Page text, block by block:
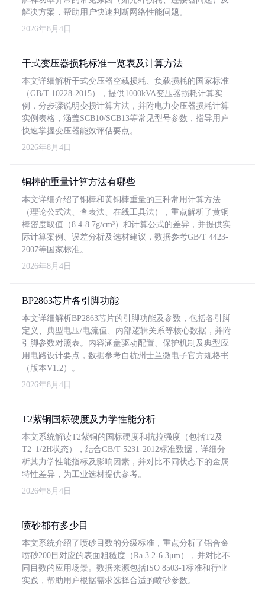
解决方案，帮助用户快速判断网络性能问题。
2026年8月4日
干式变压器损耗标准一览表及计算方法
本文详细解析干式变压器空载损耗、负载损耗的国家标准
（GB/T 10228-2015），提供1000kVA变压器损耗计算实
例，分步骤说明变损计算方法，并附电力变压器损耗计算
实例表格，涵盖SCB10/SCB13等常见型号参数，指导用户
快速掌握变压器能效评估要点。
2026年8月4日
铜棒的重量计算方法有哪些
本文详细介绍了铜棒和黄铜棒重量的三种常用计算方法
（理论公式法、查表法、在线工具法），重点解析了黄铜
棒密度取值（8.4-8.7g/cm³）和计算公式的差异，并提供实
际计算案例、误差分析及选材建议，数据参考GB/T 4423-
2007等国家标准。
2026年8月4日
BP2863芯片各引脚功能
本文详细解析BP2863芯片的引脚功能及参数，包括各引脚
定义、典型电压/电流值、内部逻辑关系等核心数据，并附
引脚参数对照表。内容涵盖驱动配置、保护机制及典型应
用电路设计要点，数据参考自杭州士兰微电子官方规格书
（版本V1.2）。
2026年8月4日
T2紫铜国标硬度及力学性能分析
本文系统解读T2紫铜的国标硬度和抗拉强度（包括T2及
T2_1/2H状态），结合GB/T 5231-2012标准数据，详细分
析其力学性能指标及影响因素，并对比不同状态下的金属
特性差异，为工业选材提供参考。
2026年8月4日
喷砂都有多少目
本文系统介绍了喷砂目数的分级标准，重点分析了铝合金
喷砂200目对应的表面粗糙度（Ra 3.2-6.3μm），并对比不
同目数的应用场景。数据来源包括ISO 8503-1标准和行业
实践，帮助用户根据需求选择合适的喷砂参数。